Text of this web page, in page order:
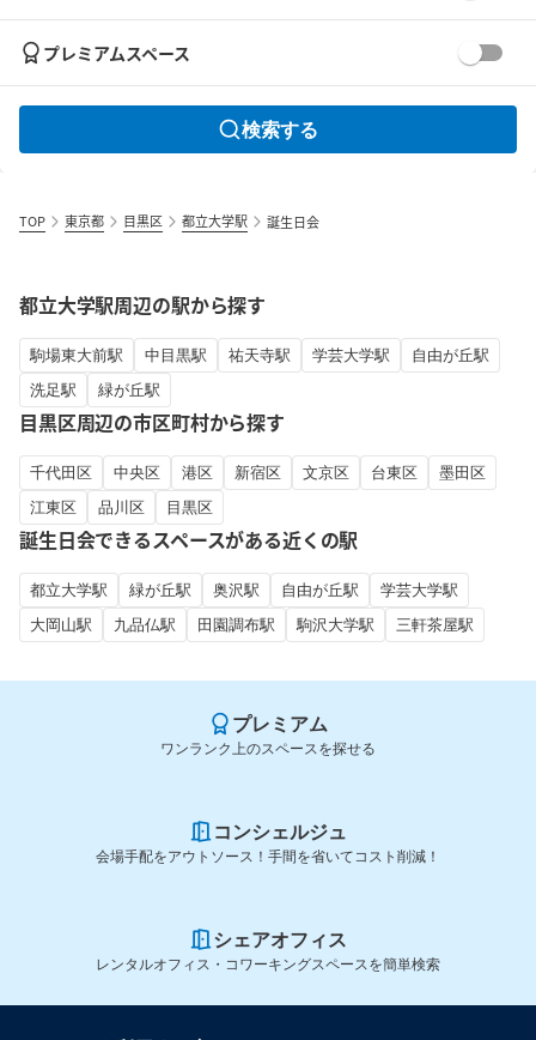
プレミアムスペース
検索する
TOP 東京都 目黒区 都立大学駅 誕生日会
都立大学駅周辺の駅から探す
駒場東大前駅 中目黒駅 祐天寺駅 学芸大学駅
自由が丘駅
洗足駅
緑が丘駅
目黒区周辺の市区町村から探す
千代田区 中央区 港区 新宿区 文京区 台東区
墨田区
江東区
品川区 目黒区
誕生日会できるスペースがある近くの駅
都立大学駅 緑が丘駅 奥沢駅 自由が丘駅
学芸大学駅
大岡山駅
九品仏駅 田園調布駅 駒沢大学駅 三軒茶屋駅
プレミアム
ワンランク上のスペースを探せる
コンシェルジュ
会場手配をアウトソース！手間を省いてコスト削減！
シェアオフィス
レンタルオフィス・コワーキングスペースを簡単検索